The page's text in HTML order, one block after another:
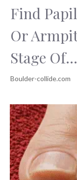
Find
Or
Stage Of...